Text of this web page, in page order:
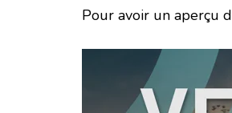
Pour avoir un aperçu